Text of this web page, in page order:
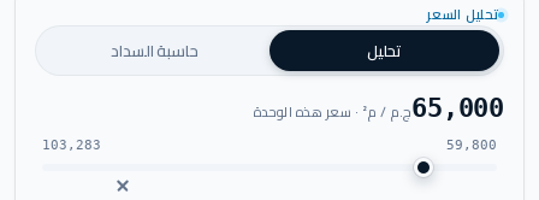
تحليل السعر
تحليل حاسبة السداد
65,000ج.م / م² · سعر هذه الوحدة
59,800
103,283